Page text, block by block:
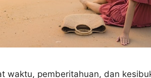
waktu, pemberitahuan, dan